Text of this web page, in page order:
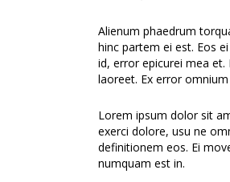
Alienum phaedrum
hinc partem ei est. Eos
id, error epicurei mea et.
laoreet. Ex error
Lorem ipsum dolor sit
exerci dolore, usu ne
definitionem eos. Ei
numquam est in.